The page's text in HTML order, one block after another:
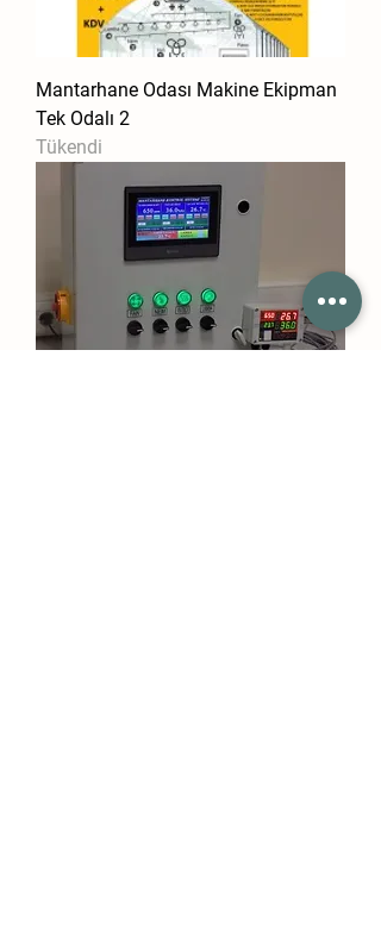
Mantarhane Odası Makine Ekipman
Tek Odalı 2
Tükendi